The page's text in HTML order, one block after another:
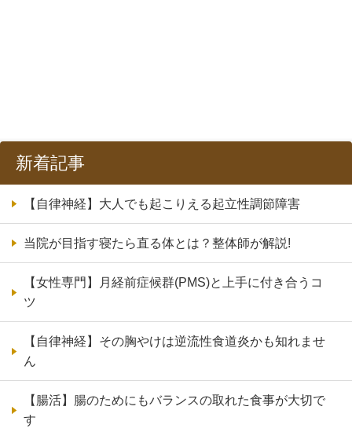
新着記事
【自律神経】大人でも起こりえる起立性調節障害
当院が目指す寝たら直る体とは？整体師が解説!
【女性専門】月経前症候群(PMS)と上手に付き合うコ
ツ
【自律神経】その胸やけは逆流性食道炎かも知れませ
ん
【腸活】腸のためにもバランスの取れた食事が大切で
す